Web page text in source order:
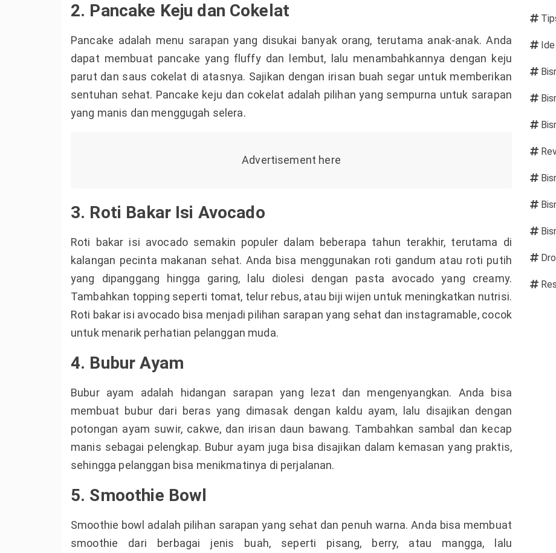
2. Pancake Keju dan Cokelat
Pancake adalah menu sarapan yang disukai banyak orang, terutama anak-anak. Anda
dapat membuat pancake yang fluffy dan lembut, lalu menambahkannya dengan keju
parut dan saus cokelat di atasnya. Sajikan dengan irisan buah segar untuk memberikan
sentuhan sehat. Pancake keju dan cokelat adalah pilihan yang sempurna untuk sarapan
yang manis dan menggugah selera.
3. Roti Bakar Isi Avocado
Roti bakar isi avocado semakin populer dalam beberapa tahun terakhir, terutama di
kalangan pecinta makanan sehat. Anda bisa menggunakan roti gandum atau roti putih
yang dipanggang hingga garing, lalu diolesi dengan pasta avocado yang creamy.
Tambahkan topping seperti tomat, telur rebus, atau biji wijen untuk meningkatkan nutrisi.
Roti bakar isi avocado bisa menjadi pilihan sarapan yang sehat dan instagramable, cocok
untuk menarik perhatian pelanggan muda.
4. Bubur Ayam
Bubur ayam adalah hidangan sarapan yang lezat dan mengenyangkan. Anda bisa
membuat bubur dari beras yang dimasak dengan kaldu ayam, lalu disajikan dengan
potongan ayam suwir, cakwe, dan irisan daun bawang. Tambahkan sambal dan kecap
manis sebagai pelengkap. Bubur ayam juga bisa disajikan dalam kemasan yang praktis,
sehingga pelanggan bisa menikmatinya di perjalanan.
5. Smoothie Bowl
Smoothie bowl adalah pilihan sarapan yang sehat dan penuh warna. Anda bisa membuat
smoothie dari berbagai jenis buah, seperti pisang, berry, atau mangga, lalu